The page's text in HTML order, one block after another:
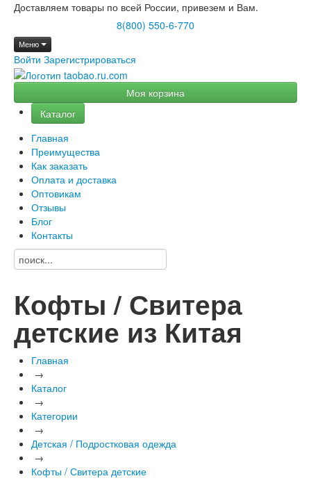
Доставляем товары по всей России, привезем и Вам.
8(800) 550-6-770
Меню
Войти Зарегистрироваться
Моя корзина
Каталог
Главная
Преимущества
Как заказать
Оплата и доставка
Оптовикам
Отзывы
Блог
Контакты
Кофты / Свитера
детские из Китая
Главная
→
Каталог
→
Категории
→
Детская / Подростковая одежда
→
Кофты / Свитера детские